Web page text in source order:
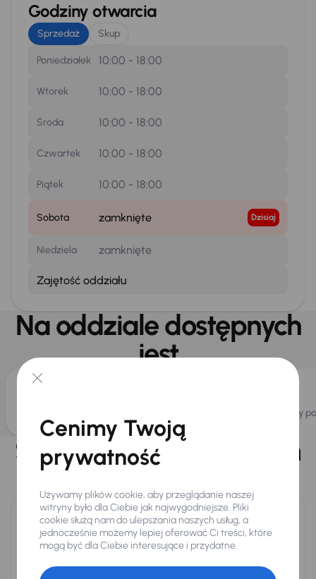
Godziny otwarcia
Sprzedaż Skup
Poniedziałek 10:00 - 18:00
Wtorek 10:00 - 18:00
Środa 10:00 - 18:00
Czwartek 10:00 - 18:00
Piątek 10:00 - 18:00
Sobota zamknięte Dzisiaj
Niedziela zamknięte
Zajętość oddziału
Na oddziale dostępnych
jest
Bezpłatny
Specjalistyczne centrum
Ekspresowy skup i sprzedaż samochodów
Bezpłatnie i od ręki wycenimy Twój samochód. Teraz bonus
Cenimy Twoją
prywatność
Używamy plików cookie, aby przeglądanie naszej
witryny było dla Ciebie jak najwygodniejsze. Pliki
cookie służą nam do ulepszania naszych usług, a
jednocześnie możemy lepiej oferować Ci treści, które
mogą być dla Ciebie interesujące i przydatne.